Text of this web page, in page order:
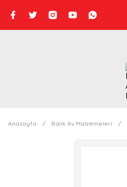
Anasayfa Balık Av Malzemeleri